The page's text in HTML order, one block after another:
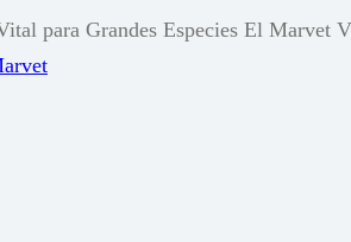
para Grandes Especies El Marvet